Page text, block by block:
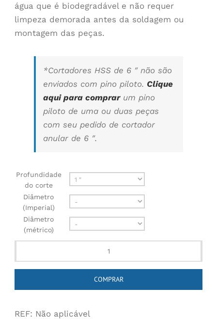
água que é biodegradável e não requer
limpeza demorada antes da soldagem ou
montagem das peças.
*Cortadores HSS de 6 ″ não são
enviados com pino piloto. Clique
aqui para comprarum pino
piloto de uma ou duas peças
com seu pedido de cortador
anular de 6 ″.
Profundidade
do corte
Diâmetro
(Imperial)
Diâmetro
(métrico)
HSS
Annular
COMPRAR
REF: Não aplicável